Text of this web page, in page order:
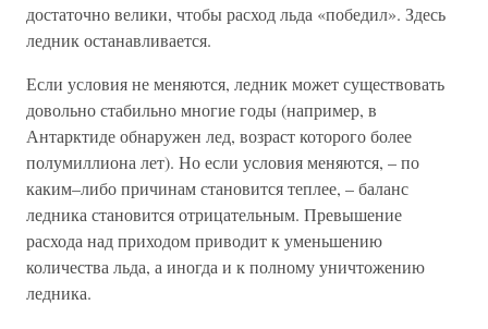
достаточно велики, чтобы расход льда «победил». Здесь
ледник останавливается.
Если условия не меняются, ледник может существовать
довольно стабильно многие годы (например, в
Антарктиде обнаружен лед, возраст которого более
полумиллиона лет). Но если условия меняются, – по
каким–либо причинам становится теплее, – баланс
ледника становится отрицательным. Превышение
расхода над приходом приводит к уменьшению
количества льда, а иногда и к полному уничтожению
ледника.